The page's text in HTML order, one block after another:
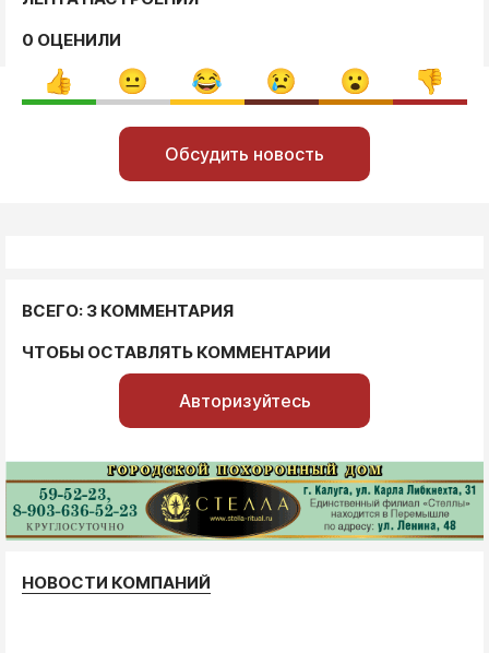
0 ОЦЕНИЛИ
Обсудить новость
ВСЕГО: 3 КОММЕНТАРИЯ
ЧТОБЫ ОСТАВЛЯТЬ КОММЕНТАРИИ
Авторизуйтесь
НОВОСТИ КОМПАНИЙ